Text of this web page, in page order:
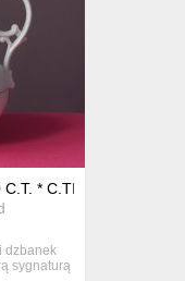
* 239/B * PAW * KWIAT
* C.TIELSCH & CO.
dzbanek
sygnaturą